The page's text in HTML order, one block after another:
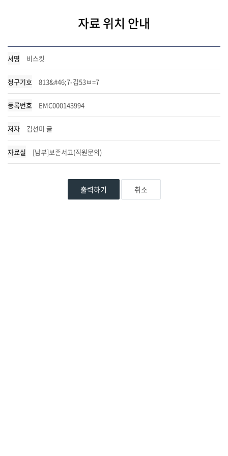
자료 위치 안내
서명 비스킷
청구기호 813&#46;7-김53ㅂ=7
등록번호 EMC000143994
저자 김선미 글
자료실 [남부]보존서고(직원문의)
출력하기 취소